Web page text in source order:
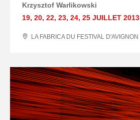
Krzysztof Warlikowski
19, 20, 22, 23, 24, 25 JUILLET 2013
LA FABRICA DU FESTIVAL D'AVIGNON